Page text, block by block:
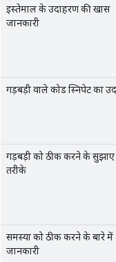
इस्तेमाल के उदाहरण की खास
जानकारी
गड़बड़ी वाले कोड स्निपेट का
गड़बड़ी को ठीक करने के
तरीके
समस्या को ठीक करने के बारे में
जानकारी